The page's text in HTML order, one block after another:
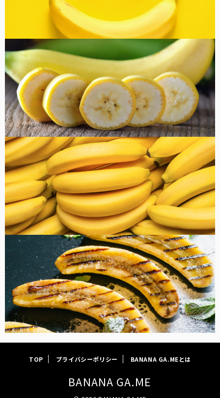
コラム
健康・美容
FOOD
TOP プライバシーポリシー BANANA GA.MEとは
BANANA GA.ME